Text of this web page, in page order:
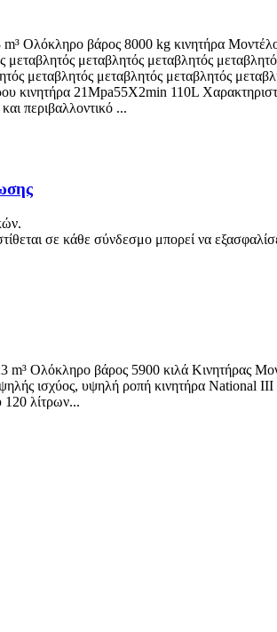
m³ Ολόκληρο βάρος 8000 kg κινητήρα
μεταβλητός μεταβλητός
μεταβλητός μεταβλητός μεταβλητός
κινητήρα 21Mpa55X2min 110L
περιβαλλοντικό ...
σε κάθε σύνδεσμο μπορεί να
m³ Ολόκληρο βάρος 5900 κιλά Κινητήρας
ισχύος, υψηλή ροπή κινητήρα National III
120 λίτρων...